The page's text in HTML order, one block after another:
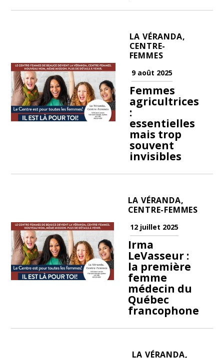
LA VÉRANDA,
CENTRE-
FEMMES
9 août 2025
Femmes
agricultrices
:
essentielles
mais trop
souvent
invisibles
LA VÉRANDA,
CENTRE-FEMMES
12 juillet 2025
Irma
LeVasseur :
la première
femme
médecin du
Québec
francophone
LA VÉRANDA,